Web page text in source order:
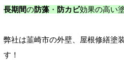
長期間の防藻 ・ 防カビ効果の高い
弊社は韮崎市の外壁、屋根修繕塗
す！